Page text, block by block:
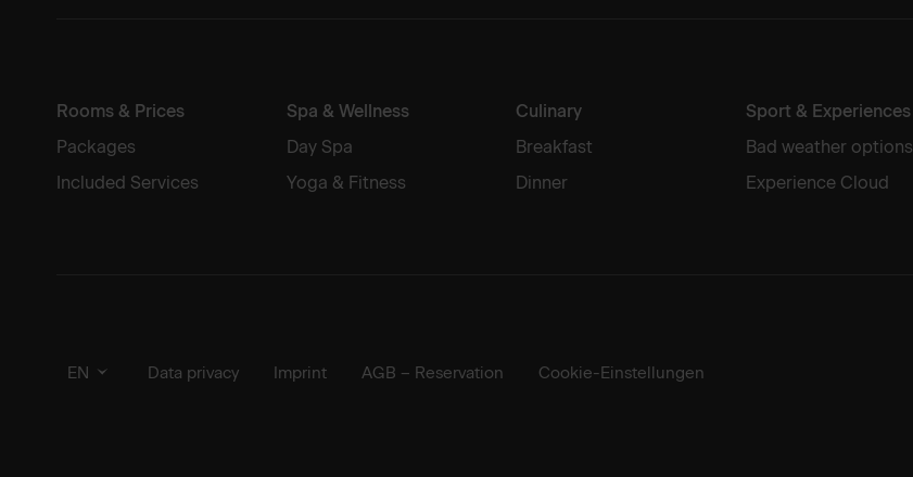
Rooms & Prices
Packages
Included Services
Spa & Wellness
Day Spa
Yoga & Fitness
Culinary
Breakfast
Dinner
Sport & Experiences
Bad weather options
Experience Cloud
EN Data privacy Imprint AGB – Reservation Cookie-Einstellungen